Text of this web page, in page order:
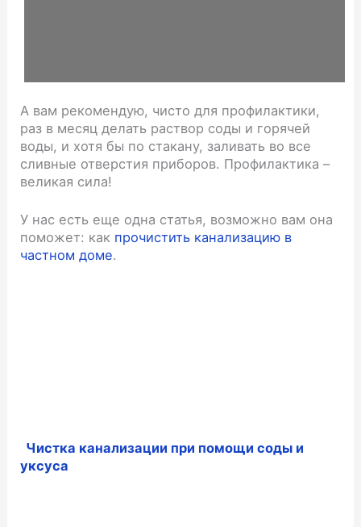
А вам рекомендую, чисто для профилактики,
раз в месяц делать раствор соды и горячей
воды, и хотя бы по стакану, заливать во все
сливные отверстия приборов. Профилактика –
великая сила!
У нас есть еще одна статья, возможно вам она
поможет: как прочистить канализацию в
частном доме.
Чистка канализации при помощи соды и
уксуса